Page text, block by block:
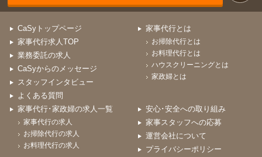
CaSyトップページ
家事代行求人TOP
業務委託の求人
CaSyからのメッセージ
スタッフインタビュー
よくある質問
家事代行とは
お掃除代行とは
お料理代行とは
ハウスクリーニングとは
家政婦とは
家事代行･家政婦の求人一覧
家事代行の求人
お掃除代行の求人
お料理代行の求人
安心･安全への取り組み
家事スタッフへの応募
運営会社について
プライバシーポリシー